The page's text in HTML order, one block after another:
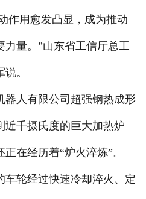
作用愈发凸显，成为推动
力量。”山东省工信厅总工
。
人有限公司超强钢热成形
近千摄氏度的巨大加热炉
在经历着“炉火淬炼”。
轮经过快速冷却淬火、定